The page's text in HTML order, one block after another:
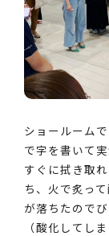
ショールーム
で字を書いて
すぐに拭き取
ち、火で炙っ
が落ちたのでび
（酸化してし